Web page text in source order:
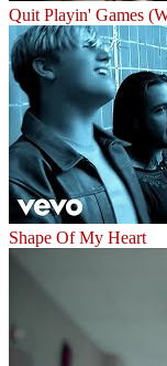
Quit Playin' Games
Shape Of My Heart